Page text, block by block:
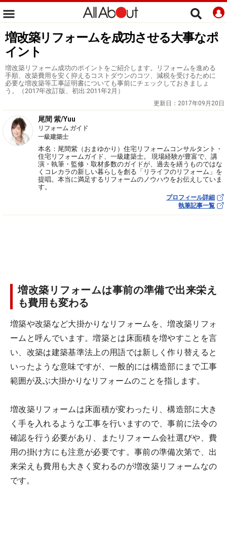
増改築リフォームを成功させる大事なポ
イント
増改築リフォーム成功のポイントをご紹介します。リフォームを進める
手順、改築費用を安く抑えるコストダウンのコツ、減税を受けるために
必要な増改築等工事証明書についても事前にチェックしておきましょ
う。（2017年改訂版、初出:2011年2月）
更新日： 2017年09月20日
尾間 紫/Yuu
リフォーム ガイド
一級建築士
本名：尾間紫（おまゆかり）住宅リフォームコンサルタント・
住宅リフォームガイド、一級建築士。 現場経験が豊富で、講
演・執筆・監修・取材多数のガイドが、過去を繕うものではな
くコレカラの新しい暮らしを創る「リライフのリフォーム」を
提唱。本当に満足するリフォームのノウハウをお伝えしていま
す。
プロフィール詳細
執筆記事一覧
増改築リフォームは事前の準備で出来栄え
も費用も変わる
増築や改築など大掛かりなリフォームを、増改築リフォ
ームと呼んでいます。増築とは床面積を増やすことを言
い、改築は建築基準法上の用語では新しく作り替えると
いったような意味ですが、一般的には構造部にまで工事
範囲が及ぶ大掛かりなリフォームのことを指します。
増改築リフォームは床面積が変わったり、構造部に大き
く手を入れるような工事を行いますので、事前に法令の
確認を行う必要があり、またリフォーム会社選びや、費
用の掛け方にも注意が必要です。事前の準備次第で、出
来栄えも費用も大きく変わるのが増改築リフォームなの
です。